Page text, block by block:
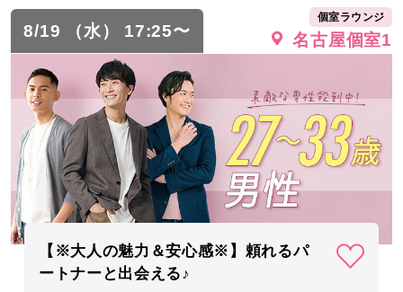
8/19 （水） 17:25〜
個室ラウンジ
名古屋個室1
【※大人の魅力＆安心感※】頼れるパ
ートナーと出会える♪